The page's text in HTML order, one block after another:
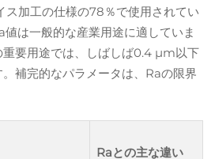
ス加工の仕様の78％で使用されてい
は一般的な産業用途に適していま
要用途では、しばしば0.4 µm以下
補完的なパラメータは、Raの限界
Raとの主な違い